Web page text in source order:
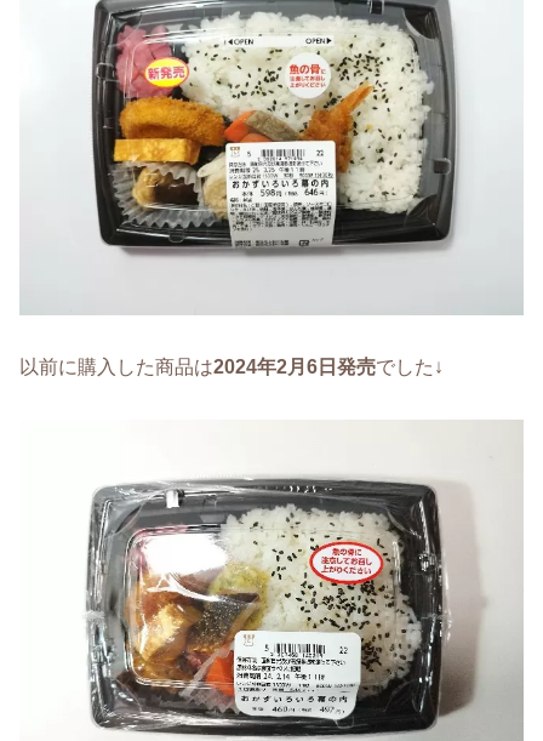
以前に購入した商品は2024年2月6日発売でした↓